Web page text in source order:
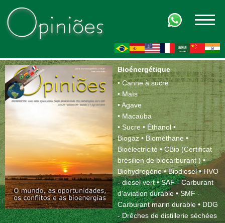
Bioénergétique
• Canne à sucre
• Maïs
• Agave
• Macaúba
• Sucre• Éthanol •
Biogaz • Biométhane•
Bioélectricité• CBio (Certificat
brésilien de biocarburant ) •
Biohydrogène •Biodiesel• HVO
- diesel vert• SAF - Carburant
d'aviation durable• SMF -
Carburant marin durable• DDG
- Drêches de distillerie séchées